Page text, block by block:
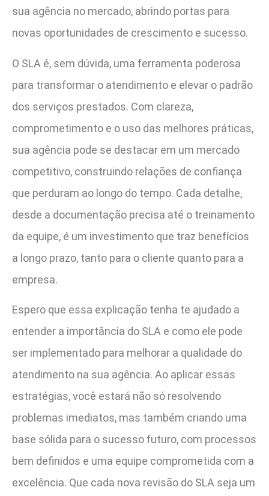
sua agência no mercado, abrindo portas para
novas oportunidades de crescimento e sucesso.
O SLA é, sem dúvida, uma ferramenta poderosa
para transformar o atendimento e elevar o padrão
dos serviços prestados. Com clareza,
comprometimento e o uso das melhores práticas,
sua agência pode se destacar em um mercado
competitivo, construindo relações de confiança
que perduram ao longo do tempo. Cada detalhe,
desde a documentação precisa até o treinamento
da equipe, é um investimento que traz benefícios
a longo prazo, tanto para o cliente quanto para a
empresa.
Espero que essa explicação tenha te ajudado a
entender a importância do SLA e como ele pode
ser implementado para melhorar a qualidade do
atendimento na sua agência. Ao aplicar essas
estratégias, você estará não só resolvendo
problemas imediatos, mas também criando uma
base sólida para o sucesso futuro, com processos
bem definidos e uma equipe comprometida com a
excelência. Que cada nova revisão do SLA seja um